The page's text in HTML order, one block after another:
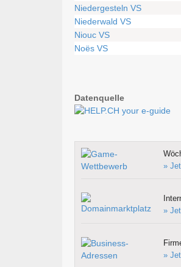
Niedergesteln VS
Niederwald VS
Niouc VS
Noës VS
Datenquelle
»
»
»